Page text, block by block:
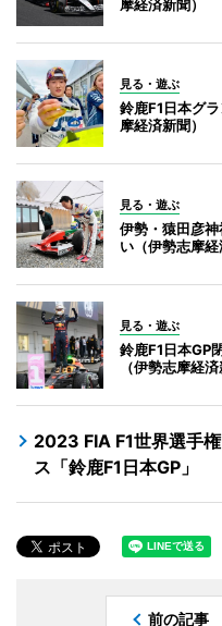
摩経済新聞）
見る・遊ぶ
鈴鹿F1日本グ
摩経済新聞）
見る・遊ぶ
伊勢・猿田彦
い（伊勢志摩経
見る・遊ぶ
鈴鹿F1日本GP
（伊勢志摩経済
2023 FIA F1世界選手
ス「鈴鹿F1日本GP」
前の記事